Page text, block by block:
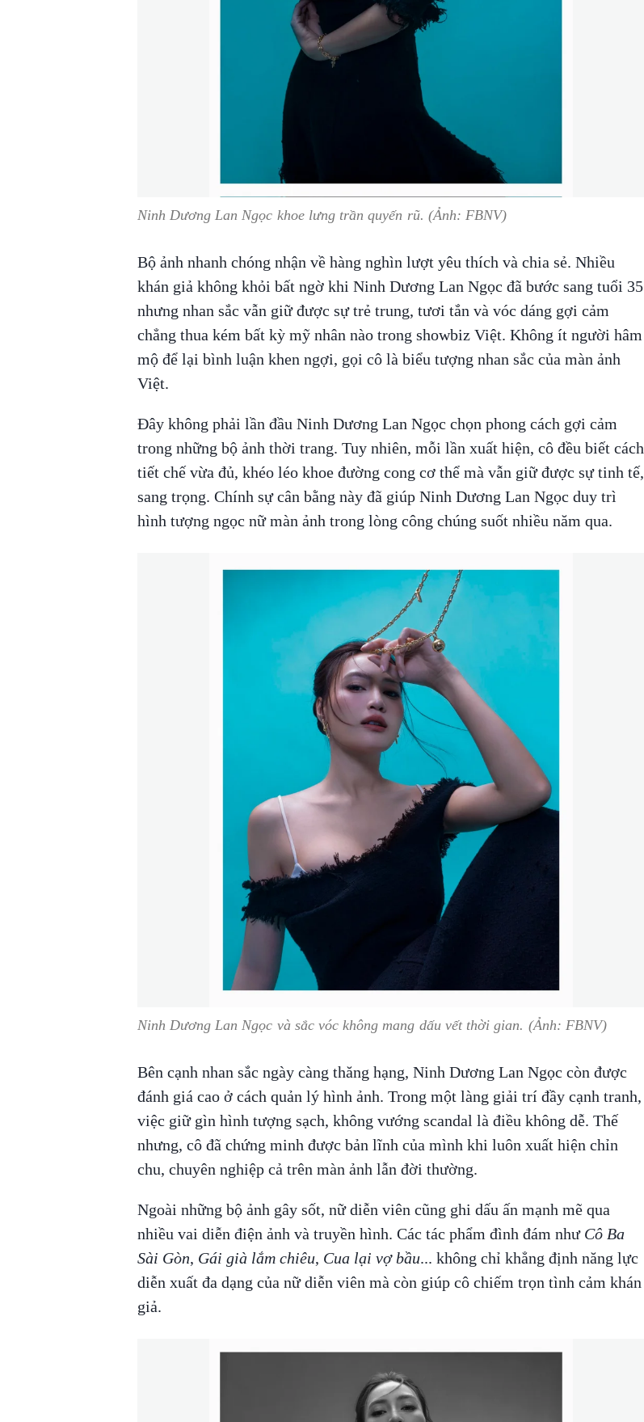
Ninh Dương Lan Ngọc khoe lưng trần quyến rũ. (Ảnh: FBNV)
Bộ ảnh nhanh chóng nhận về hàng nghìn lượt yêu thích và chia sẻ. Nhiều
khán giả không khỏi bất ngờ khi Ninh Dương Lan Ngọc đã bước sang tuổi 35
nhưng nhan sắc vẫn giữ được sự trẻ trung, tươi tắn và vóc dáng gợi cảm
chẳng thua kém bất kỳ mỹ nhân nào trong showbiz Việt. Không ít người hâm
mộ để lại bình luận khen ngợi, gọi cô là biểu tượng nhan sắc của màn ảnh
Việt.
Đây không phải lần đầu Ninh Dương Lan Ngọc chọn phong cách gợi cảm
trong những bộ ảnh thời trang. Tuy nhiên, mỗi lần xuất hiện, cô đều biết cách
tiết chế vừa đủ, khéo léo khoe đường cong cơ thể mà vẫn giữ được sự tinh tế,
sang trọng. Chính sự cân bằng này đã giúp Ninh Dương Lan Ngọc duy trì
hình tượng ngọc nữ màn ảnh trong lòng công chúng suốt nhiều năm qua.
Ninh Dương Lan Ngọc và sắc vóc không mang dấu vết thời gian. (Ảnh: FBNV)
Bên cạnh nhan sắc ngày càng thăng hạng, Ninh Dương Lan Ngọc còn được
đánh giá cao ở cách quản lý hình ảnh. Trong một làng giải trí đầy cạnh tranh,
việc giữ gìn hình tượng sạch, không vướng scandal là điều không dễ. Thế
nhưng, cô đã chứng minh được bản lĩnh của mình khi luôn xuất hiện chỉn
chu, chuyên nghiệp cả trên màn ảnh lẫn đời thường.
Ngoài những bộ ảnh gây sốt, nữ diễn viên cũng ghi dấu ấn mạnh mẽ qua
nhiều vai diễn điện ảnh và truyền hình. Các tác phẩm đình đám như Cô Ba
Sài Gòn, Gái già lắm chiêu, Cua lại vợ bầu... không chỉ khẳng định năng lực
diễn xuất đa dạng của nữ diễn viên mà còn giúp cô chiếm trọn tình cảm khán
giả.